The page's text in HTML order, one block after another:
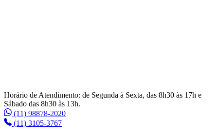
Horário de Atendimento: de Segunda à Sexta, das 8h30 às 17h e
Sábado das 8h30 às 13h.
(11) 98878-2020
(11) 3105-3767